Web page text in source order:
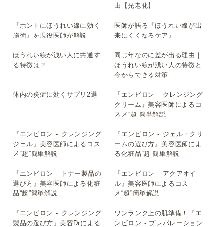
由【光老化】
▶
『ホントにほうれい線に効く
施術』を現役医師が解説
▶
医師が語る『ほうれい線が出
来にくくなるケア』
▶
ほうれい線が浅い人に共通す
る特徴は？
▶
同じ年なのに差が出る理由｜
ほうれい線が浅い人の特徴と
今からできる対策
▶
体内の炎症に効くサプリ2選 ▶
『エンビロン - クレンジング
クリーム』美容医師によるコ
スメ“超”簡単解説
▶
『エンビロン - クレンジング
ジェル』美容医師によるコス
メ“超”簡単解説
▶
『エンビロン - ジェル・クリ
ームの選び方』美容医師によ
る化粧品“超”簡単解説
▶
『エンビロン - トナー製品の
選び方』美容医師による化粧
品“超”簡単解説
▶
『エンビロン - アクアオイ
ル』美容医師によるコス
メ“超”簡単解説
▶
『エンビロン - クレンジング
製品の選び方』美容Drによる
▶
ワンランク上の肌準備！『エ
ンビロン - プレパレーション